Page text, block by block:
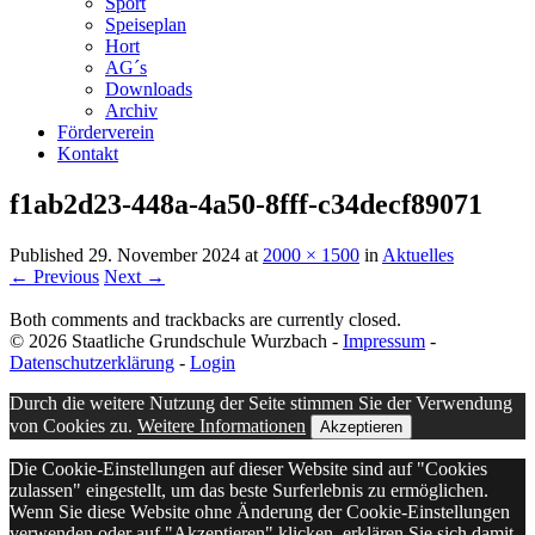
Speiseplan
Hort
AG´s
Downloads
Archiv
Förderverein
Kontakt
f1ab2d23-448a-4a50-8fff-c34decf89071
Published 29. November 2024 at 2000 × 1500 in Aktuelles
← Previous Next →
Both comments and trackbacks are currently closed.
© 2026 Staatliche Grundschule Wurzbach - Impressum -
Datenschutzerklärung - Login
Durch die weitere Nutzung der Seite stimmen Sie der Verwendung
von Cookies zu. Weitere Informationen Akzeptieren
Die Cookie-Einstellungen auf dieser Website sind auf "Cookies
zulassen" eingestellt, um das beste Surferlebnis zu ermöglichen.
Wenn Sie diese Website ohne Änderung der Cookie-Einstellungen